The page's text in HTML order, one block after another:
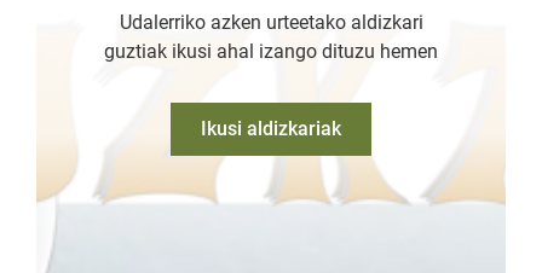
Udalerriko azken urteetako aldizkari
guztiak ikusi ahal izango dituzu hemen
Ikusi aldizkariak